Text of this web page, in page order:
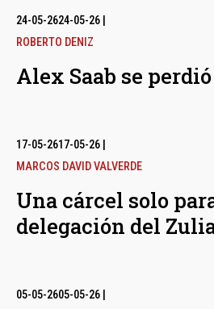
24-05-2624-05-26
ROBERTO DENIZ
Alex Saab se perdió
17-05-2617-05-26
MARCOS DAVID VALVERDE
Una cárcel solo
delegación del
05-05-2605-05-26